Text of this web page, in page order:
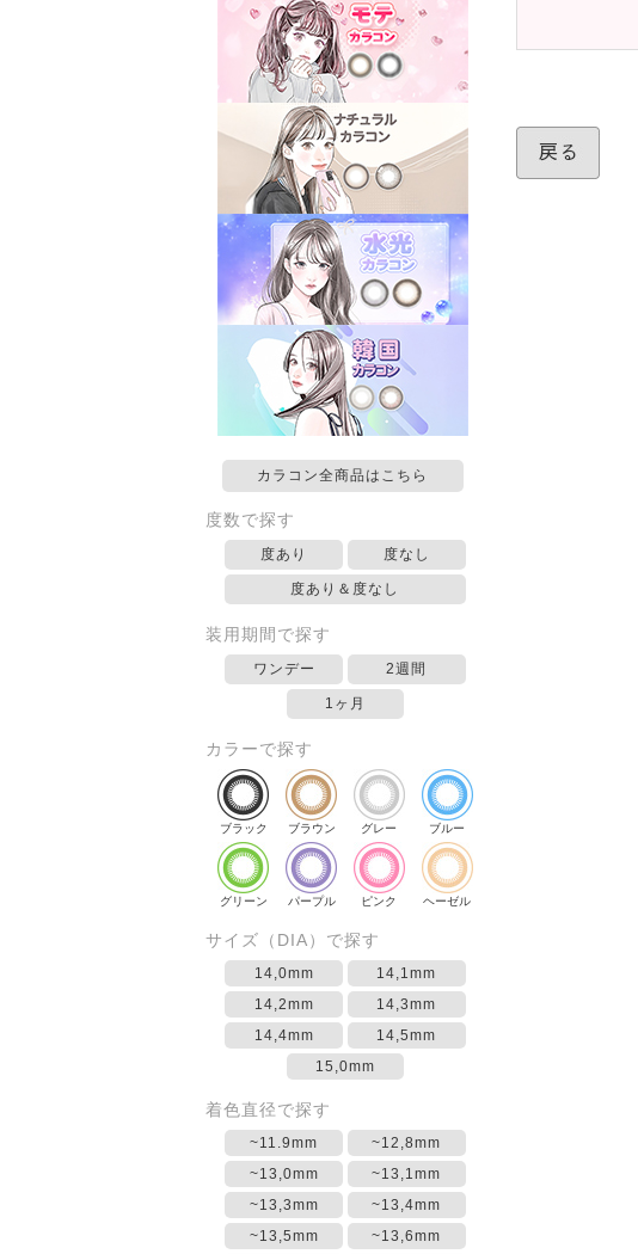
カラコン全商品はこちら
度数で探す
度あり 度なし
度あり＆度なし
装用期間で探す
ワンデー 2週間
1ヶ月
カラーで探す
ブラック ブラウン グレー ブルー
グリーン パープル ピンク ヘーゼル
サイズ（DIA）で探す
14,0mm
14,1mm
14,2mm
14,3mm
14,4mm
14,5mm
15,0mm
着色直径で探す
~11.9mm
~12,8mm
~13,0mm
~13,1mm
~13,3mm
~13,4mm
~13,5mm
~13,6mm